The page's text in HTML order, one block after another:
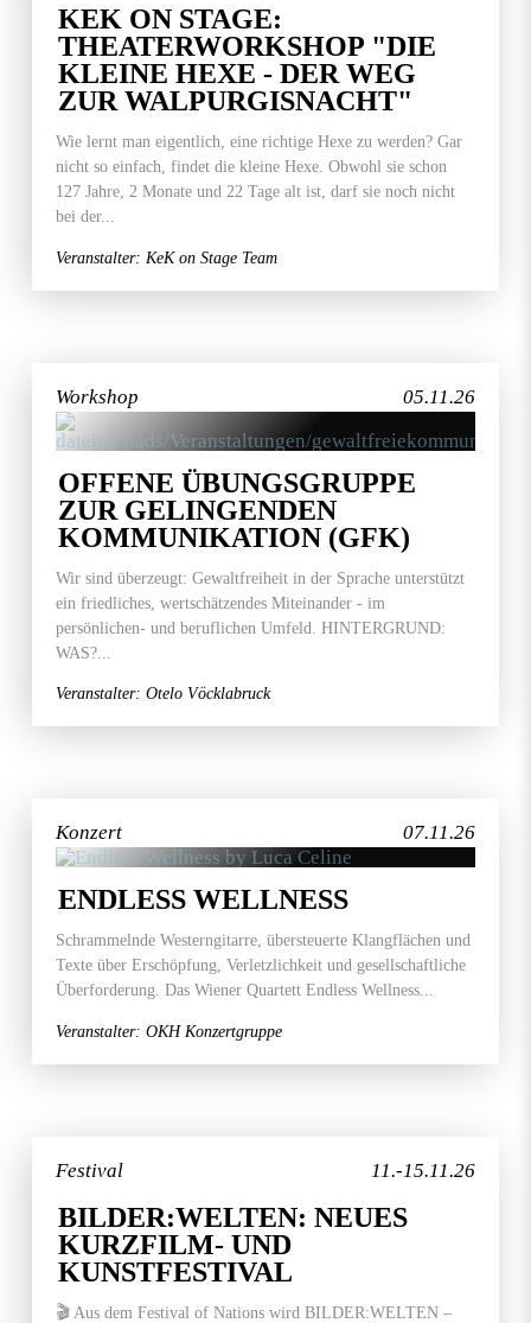
KEK ON STAGE:
THEATERWORKSHOP "DIE
KLEINE HEXE - DER WEG
ZUR WALPURGISNACHT"
Wie lernt man eigentlich, eine richtige Hexe zu werden? Gar
nicht so einfach, findet die kleine Hexe. Obwohl sie schon
127 Jahre, 2 Monate und 22 Tage alt ist, darf sie noch nicht
bei der...
Veranstalter: KeK on Stage Team
05.11.26
Workshop
OFFENE ÜBUNGSGRUPPE
ZUR GELINGENDEN
KOMMUNIKATION (GFK)
Wir sind überzeugt: Gewaltfreiheit in der Sprache unterstützt
ein friedliches, wertschätzendes Miteinander - im
persönlichen- und beruflichen Umfeld. HINTERGRUND:
WAS?...
Veranstalter: Otelo Vöcklabruck
07.11.26
Konzert
ENDLESS WELLNESS
Schrammelnde Westerngitarre, übersteuerte Klangflächen und
Texte über Erschöpfung, Verletzlichkeit und gesellschaftliche
Überforderung. Das Wiener Quartett Endless Wellness...
Veranstalter: OKH Konzertgruppe
11.-15.11.26
Festival
BILDER:WELTEN: NEUES
KURZFILM- UND
KUNSTFESTIVAL
🎬 Aus dem Festival of Nations wird BILDER:WELTEN –